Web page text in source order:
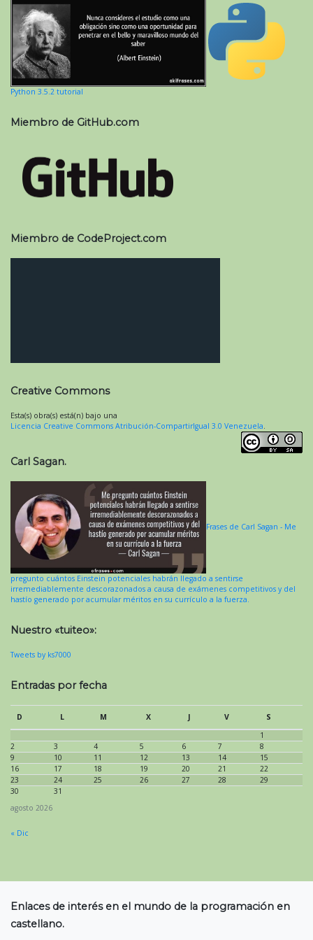
Python 3.5.2 tutorial
Miembro de GitHub.com
Miembro de CodeProject.com
Creative Commons
Esta(s) obra(s) está(n) bajo una
Licencia Creative Commons Atribución-CompartirIgual 3.0 Venezuela.
Carl Sagan.
Frases de Carl Sagan - Me
pregunto cuántos Einstein potenciales habrán llegado a sentirse
irremediablemente descorazonados a causa de exámenes competitivos y del
hastío generado por acumular méritos en su currículo a la fuerza.
Nuestro «tuiteo»:
Tweets by ks7000
Entradas por fecha
agosto 2026
D L M X J V
S
1
2
3 4 5 6 7
8
9
10 11 12 13 14
15
16
17 18 19 20 21
22
23
24 25 26 27 28
29
30
31
« Dic
Enlaces de interés en el mundo de la programación en
castellano.